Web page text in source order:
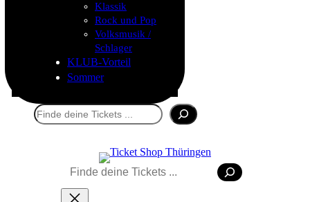
Klassik
Rock und Pop
Volksmusik /
Schlager
KLUB-Vorteil
Sommer
Suchen
Suchen